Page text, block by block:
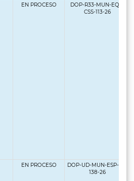
EN PROCESO
DOP-R33-MUN-EQS-
CSS-113-26
EN PROCESO
DOP-UD-MUN-ESP-LP-
138-26